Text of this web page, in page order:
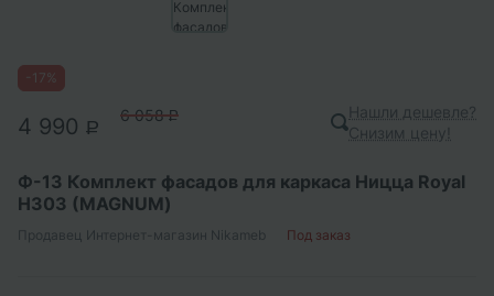
17%
4 990 P
6 058 P
Нашли дешевле?
Снизим цену!
Ф-13 Комплект фасадов для каркаса Ницца Royal
Н303 (MAGNUM)
Продавец Интернет-магазин Nikameb Под заказ